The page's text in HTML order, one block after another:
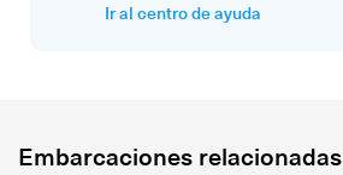
Ir al centro de ayuda
Embarcaciones relacionadas